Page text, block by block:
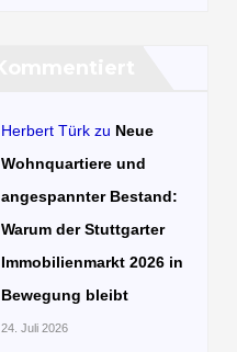
Herbert Türkzu Neue
Wohnquartiere und
angespannter Bestand:
Warum der Stuttgarter
Immobilienmarkt 2026 in
Bewegung bleibt
24. Juli 2026